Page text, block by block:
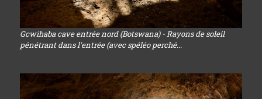
Gcwihaba cave entrée nord (Botswana) - Rayons de soleil
pénétrant dans l'entrée (avec spéléo perché...